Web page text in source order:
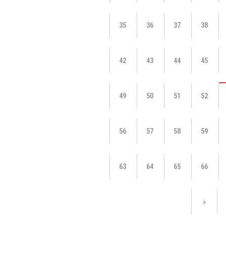
35 36 37 38
42 43 44 45
49 50 51 52
56 57 58 59
63 64 65 66
»